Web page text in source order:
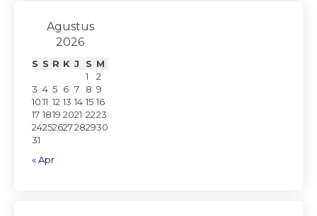
Agustus
2026
S S R K J S M
1
2
3 4 5 6 7 8 9
1011 12 13 14 15 16
17 1819 2021 2223
24252627282930
31
« Apr